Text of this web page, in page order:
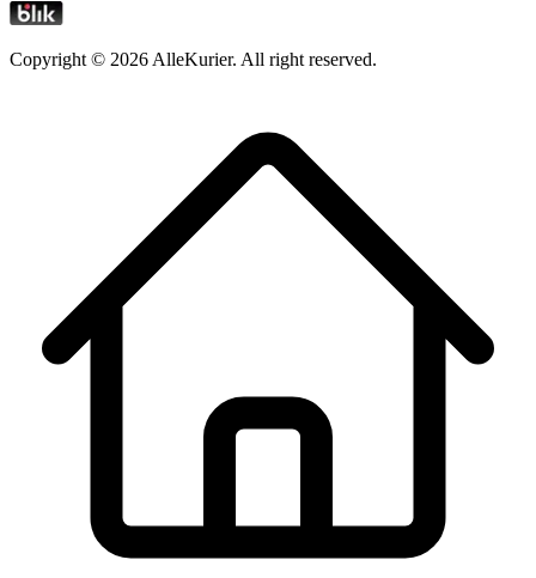
Copyright © 2026 AlleKurier. All right reserved.